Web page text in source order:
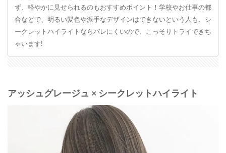
ず、軽やかに見せられるのもおすすめポイント！学校やお仕事の都
合などで、明るい髪色や派手なデザインはできないという人も、シ
ークレットハイライトならバレにくいので、こっそりトライできち
ゃいます!
アッシュグレージュ × シークレットハイライト